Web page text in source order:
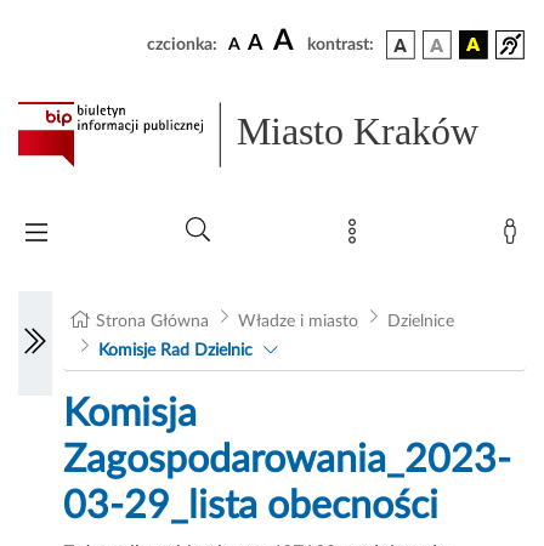
czcionka: A A A kontrast:
Miasto Kraków
Strona Główna Władze i miasto
Dzielnice
Komisje Rad Dzielnic
Komisja
Zagospodarowania_2023-
03-29_lista obecności